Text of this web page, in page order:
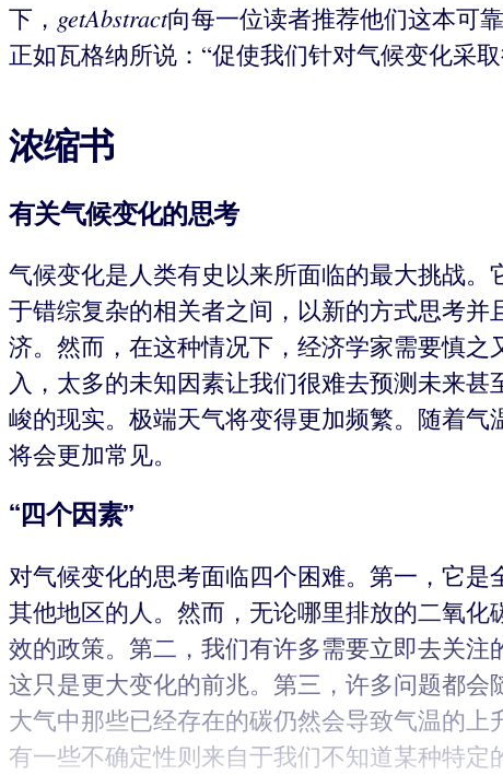
下， getAbstract向每一位读者推荐他们这本可
正如瓦格纳所说：“促使我们针对气候变化采
浓缩书
有关气候变化的思考
气候变化是人类有史以来所面临的最大挑战
于错综复杂的相关者之间，以新的方式思考
济。然而，在这种情况下，经济学家需要慎
入，太多的未知因素让我们很难去预测未来
峻的现实。极端天气将变得更加频繁。随着
将会更加常见。
“四个因素”
对气候变化的思考面临四个困难。第一，它
其他地区的人。然而，无论哪里排放的二氧
效的政策。第二，我们有许多需要立即去关
这只是更大变化的前兆。第三，许多问题都会
大气中那些已经存在的碳仍然会导致气温的
有一些不确定性则来自于我们不知道某种特